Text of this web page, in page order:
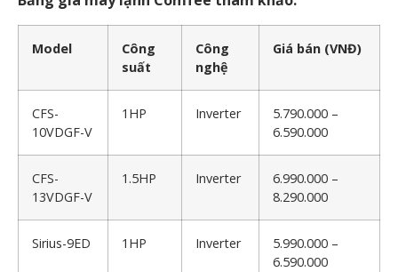
Model
Công
suất
Công
nghệ
Giá bán (VNĐ)
CFS-
10VDGF-V
1HP Inverter
5.790.000 –
6.590.000
CFS-
13VDGF-V
1.5HP Inverter
6.990.000 –
8.290.000
Sirius-9ED 1HP Inverter
5.990.000 –
6.590.000